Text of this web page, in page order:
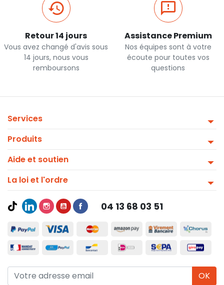
Retour 14 jours
Vous avez changé d'avis sous
14 jours, nous vous
remboursons
Assistance Premium
Nos équipes sont à votre
écoute pour toutes vos
questions
Services
Produits
Aide et soutien
La loi et l'ordre
04 13 68 03 51
OK